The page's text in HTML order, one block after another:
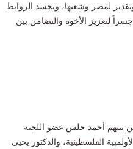
لمصر وشعبها، ويجسد الروابط
لتعزيز الأخوة والتضامن بين
بينهم أحمد حلس عضو اللجنة
الفلسطينية، والدكتور يحيى